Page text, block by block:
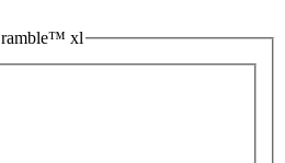
xl